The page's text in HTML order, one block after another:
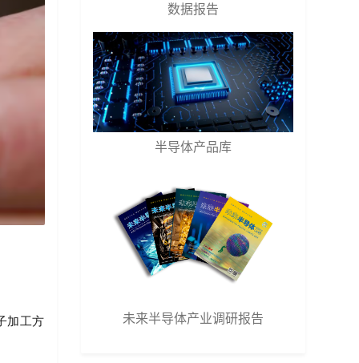
加工方
数据报告
半导体产品库
未来半导体产业调研报告